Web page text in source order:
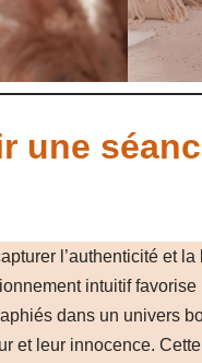
une
l’authenticité et
intuitif
dans un univers
et leur innocence.